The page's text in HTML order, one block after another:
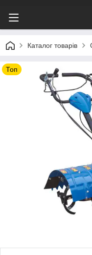
Каталог товарів
Топ